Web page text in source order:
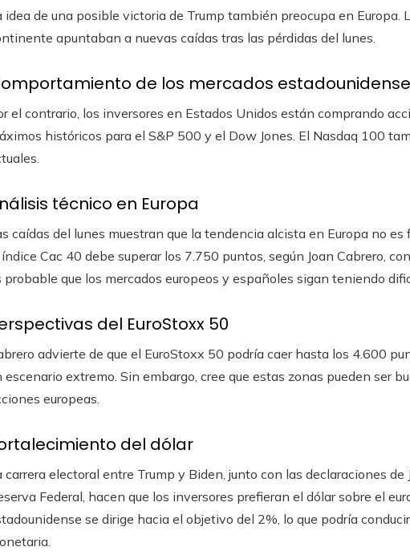
idea de una posible victoria de Trump también preocupa en Europa.
apuntaban a nuevas caídas tras las pérdidas del lunes.
de los mercados
el contrario, los inversores en Estados Unidos están comprando
históricos para el S&P 500 y el Dow Jones. El Nasdaq 100
técnico en Europa
caídas del lunes muestran que la tendencia alcista en Europa no
Cac 40 debe superar los 7.750 puntos, según Joan Cabrero,
probable que los mercados europeos y españoles sigan teniendo
del EuroStoxx 50
advierte de que el EuroStoxx 50 podría caer hasta los 4.600
escenario extremo. Sin embargo, cree que estas zonas pueden ser
europeas.
del dólar
carrera electoral entre Trump y Biden, junto con las declaraciones
Federal, hacen que los inversores prefieran el dólar sobre el
se dirige hacia el objetivo del 2%, lo que podría